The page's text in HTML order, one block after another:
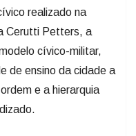
realizado na
Cerutti Petters, a
cívico-militar,
de ensino da cidade a
e a hierarquia